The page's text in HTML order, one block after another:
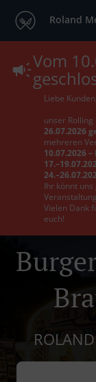
Roland
Vom
Liebe Kunden,
unser
26.07.2026
mehreren
10.07.2026
Ihr könnt
Vielen Dank
euch!